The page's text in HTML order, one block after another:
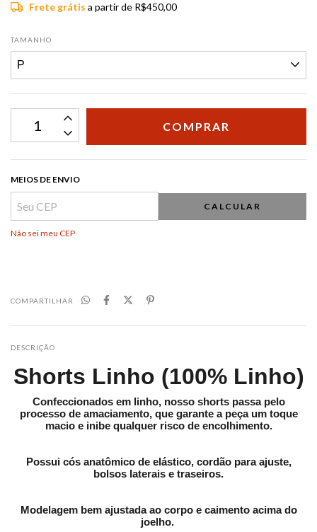
Frete grátis a partir de R$450,00
TAMANHO
MEIOS DE ENVIO
CALCULAR
Não sei meu CEP
COMPARTILHAR
DESCRIÇÃO
Shorts Linho (100% Linho)
Confeccionados em linho, nosso shorts passa pelo
processo de amaciamento, que garante a peça um toque
macio e inibe qualquer risco de encolhimento.
Possui cós anatômico de elástico, cordão para ajuste,
bolsos laterais e traseiros.
Modelagem bem ajustada ao corpo e caimento acima do
joelho.